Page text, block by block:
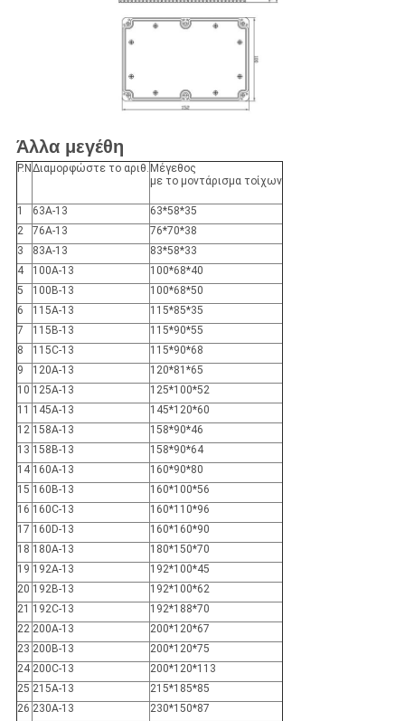
Άλλα μεγέθη
P.N Διαμορφώστε το αριθ. Μέγεθος
με το μοντάρισμα τοίχων
1 63A-13
63*58*35
2
76A-13
76*70*38
3
83A-13
83*58*33
4
100A-13
100*68*40
5
100B-13
100*68*50
6
115A-13
115*85*35
7
115B-13
115*90*55
8
115C-13
115*90*68
9
120A-13
120*81*65
10 125A-13
125*100*52
11 145A-13
145*120*60
12 158A-13
158*90*46
13 158B-13
158*90*64
14 160A-13
160*90*80
15 160B-13
160*100*56
16 160C-13
160*110*96
17 160D-13
160*160*90
18 180A-13
180*150*70
19 192A-13
192*100*45
20 192B-13
192*100*62
21 192C-13
192*188*70
22 200A-13
200*120*67
23 200B-13
200*120*75
24 200C-13
200*120*113
25 215A-13
215*185*85
26 230A-13
230*150*87